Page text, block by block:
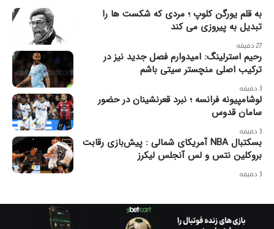
به قلم یورگن کلوپ ؛ مردی که شکست ها را
تبدیل به پیروزی می کند
27 دقیقه
رحیم استرلینگ: امیدوارم فصل جدید نیز در
ترکیب اصلی منچستر سیتی باشم
3 دقیقه
لوشامپیونه فرانسه ؛ نبرد قعرنشینان در حضور
سامان قدوس
3 دقیقه
بسکتبال NBA آمریکای شمالی : پیش‌بازی رقابت
بروکلین نتس و لس آنجلس لیکرز
3 دقیقه